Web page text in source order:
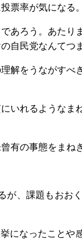
票率が気になる。
あろう。あたり
自民党なんてつ
解をうながすべ
いれるようなま
の事態をまね
、課題もおお
になったことや